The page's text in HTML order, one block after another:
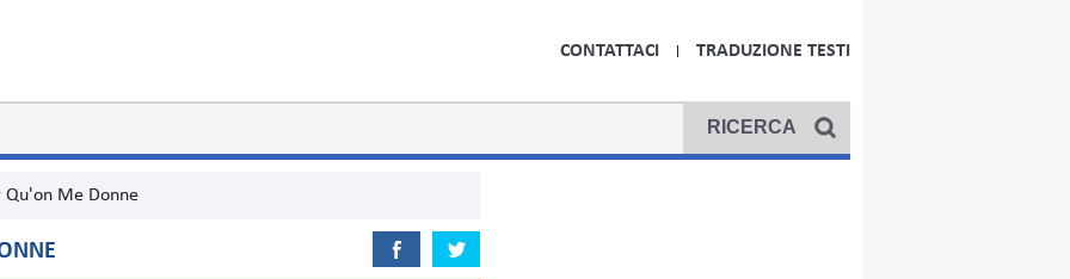
CONTATTACI TRADUZIONE TESTI
Qu'on Me Donne